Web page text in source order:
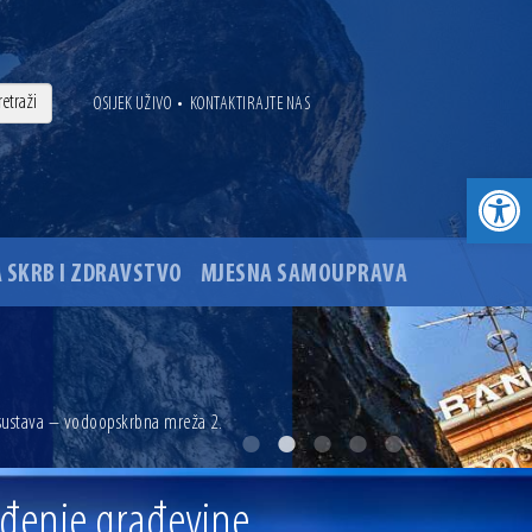
OSIJEK UŽIVO • KONTAKTIRAJTE NAS
SKRB I ZDRAVSTVO MJESNA SAMOUPRAVA
glavnog osječkog Trga Ante Starčevića
– vodoopskrbna mreža 2.